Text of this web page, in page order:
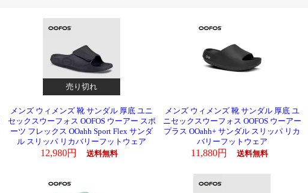
売り切れ
メンズ ウィメンズ 靴 サンダル 厚底 ユニ
セックスウーフォス OOFOS ウーアー スポ
ーツ フレックス OOahh Sport Flex サンダ
ル スリッパ リカバリーフットウェア
12,980円 送料無料
メンズ ウィメンズ 靴 サンダル 厚底 ユ
ニセックスウーフォス OOFOS ウーアー
プラス OOahh+ サンダル スリッパ リカ
バリーフットウェア
11,880円 送料無料